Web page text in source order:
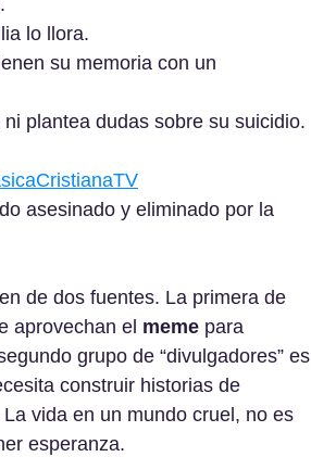
lo llora.
su memoria con un
plantea dudas sobre su suicidio.
asesinado y eliminado por la
de dos fuentes. La primera de
aprovechan el meme para
grupo de “divulgadores” es
construir historias de
vida en un mundo cruel, no es
esperanza.